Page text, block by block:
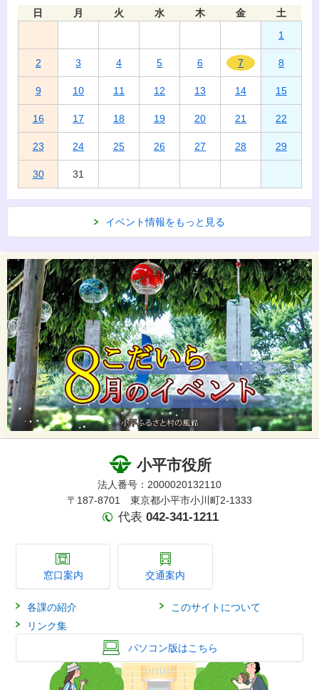
日 月 火 水 木 金
土
1
2 3 4 5 6 7 8
9 10 11 12 13 14 15
16 17 18 19 20 21 22
23 24 25 26 27 28 29
30 31
イベント情報をもっと見る
小平市役所
法人番号：2000020132110
〒187-8701 東京都小平市小川町2-1333
代表 042-341-1211
窓口案内 交通案内
各課の紹介
このサイトについて
リンク集
パソコン版はこちら